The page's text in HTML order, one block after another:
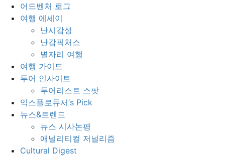
어드벤처 로그
여행 에세이
난시감성
난감픽처스
별자리 여행
여행 가이드
투어 인사이트
투어리스트 스팟
익스플로듀서’s Pick
뉴스&트렌드
뉴스 시사논평
애널리티컬 저널리즘
Cultural Digest